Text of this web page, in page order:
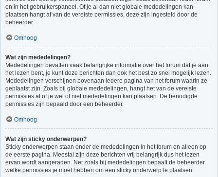
en in het gebruikerspaneel. Of je al dan niet globale mededelingen kan
plaatsen hangt af van de vereiste permissies, deze zijn ingesteld door de
beheerder.
Omhoog
Wat zijn mededelingen?
Mededelingen bevatten vaak belangrijke informatie over het forum dat je aan
het lezen bent, je kunt deze berichten dan ook het best zo snel mogelijk lezen.
Mededelingen verschijnen bovenaan iedere pagina van het forum waarin ze
geplaatst zijn. Zoals bij globale mededelingen, hangt het van de vereiste
permissies af of je wel of niet mededelingen kan plaatsen. De benodigde
permissies zijn bepaald door een beheerder.
Omhoog
Wat zijn sticky onderwerpen?
Sticky onderwerpen staan onder de mededelingen in het forum en alleen op
de eerste pagina. Meestal zijn deze berichten vrij belangrijk dus het lezen
ervan wordt aangeraden. Net zoals bij mededelingen bepaalt de beheerder
welke permissies je moet hebben om een sticky onderwerp te plaatsen.